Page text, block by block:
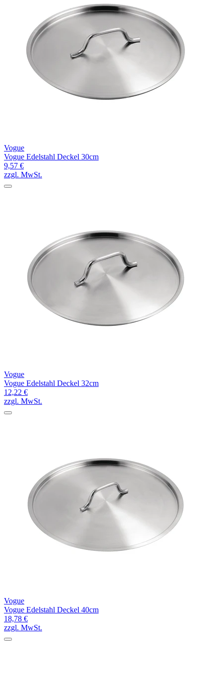
Vogue
Vogue Edelstahl Deckel 30cm
9,57 €
zzgl. MwSt.
Vogue
Vogue Edelstahl Deckel 32cm
12,22 €
zzgl. MwSt.
Vogue
Vogue Edelstahl Deckel 40cm
18,78 €
zzgl. MwSt.